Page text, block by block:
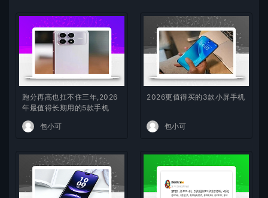
跑分再高也扛不住三年,2026
年最值得长期用的5款手机
包小可
2026更值得买的3款小屏手机
包小可